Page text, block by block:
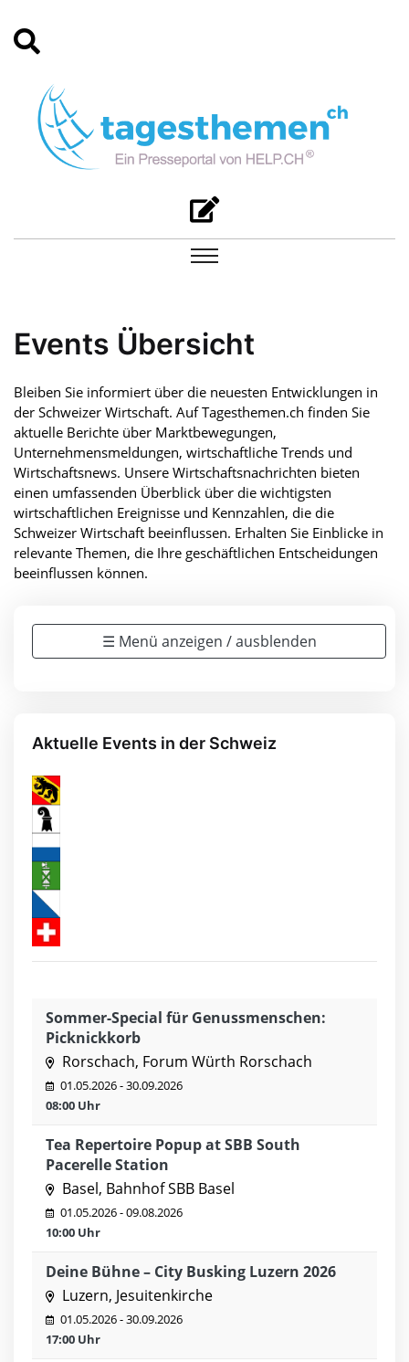
Events Übersicht
Bleiben Sie informiert über die neuesten Entwicklungen in
der Schweizer Wirtschaft. Auf Tagesthemen.ch finden Sie
aktuelle Berichte über Marktbewegungen,
Unternehmensmeldungen, wirtschaftliche Trends und
Wirtschaftsnews. Unsere Wirtschaftsnachrichten bieten
einen umfassenden Überblick über die wichtigsten
wirtschaftlichen Ereignisse und Kennzahlen, die die
Schweizer Wirtschaft beeinflussen. Erhalten Sie Einblicke in
relevante Themen, die Ihre geschäftlichen Entscheidungen
beeinflussen können.
☰ Menü anzeigen / ausblenden
Aktuelle Events in der Schweiz
Sommer-Special für Genussmenschen:
Picknickkorb
Rorschach, Forum Würth Rorschach
01.05.2026 - 30.09.2026
08:00 Uhr
Tea Repertoire Popup at SBB South
Pacerelle Station
Basel, Bahnhof SBB Basel
01.05.2026 - 09.08.2026
10:00 Uhr
Deine Bühne – City Busking Luzern 2026
Luzern, Jesuitenkirche
01.05.2026 - 30.09.2026
17:00 Uhr